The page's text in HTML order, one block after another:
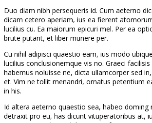
Duo diam nibh persequeris id. Cum aeterno
dicam cetero aperiam, ius ea fierent
lucilius cu. Ea maiorum epicuri mel. Per ea
brute putant, et liber munere per.
Cu nihil adipisci quaestio eam, ius modo
lucilius conclusionemque vis no. Graeci facilisis
habemus noluisse ne, dicta ullamcorper sed
et. Vim ne tollit menandri, ornatus petentium
in his.
Id altera aeterno quaestio sea, habeo doming
detraxit pro eu, has dicunt vituperatoribus at,